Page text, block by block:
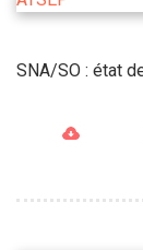
SNA/SO : état